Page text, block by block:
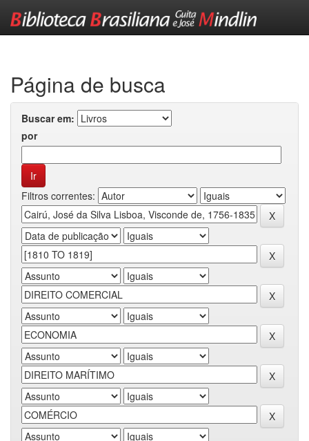
Página de busca
Buscar em:
por
Filtros correntes: